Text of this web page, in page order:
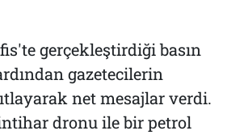
gerçekleştirdiği basın
gazetecilerin
net mesajlar verdi.
dronu ile bir petrol